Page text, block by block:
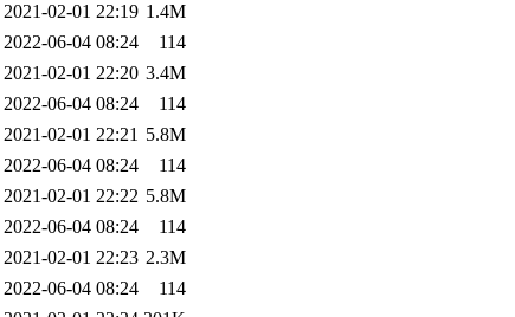
2021-02-01 22:19 1.4M
2022-06-04 08:24
114
2021-02-01 22:20 3.4M
2022-06-04 08:24
114
2021-02-01 22:21 5.8M
2022-06-04 08:24
114
2021-02-01 22:22 5.8M
2022-06-04 08:24
114
2021-02-01 22:23 2.3M
2022-06-04 08:24
114